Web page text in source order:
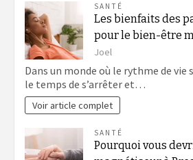
SANTÉ
Les bienfaits des
pour le bien-être
Joel
Dans un monde où le rythme de vie
le temps de s’arrêter et…
Voir article complet
SANTÉ
Pourquoi vous